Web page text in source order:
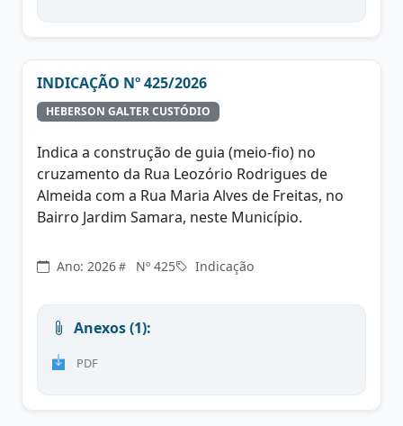
INDICAÇÃO Nº 425/2026
HEBERSON GALTER CUSTÓDIO
Indica a construção de guia (meio-fio) no
cruzamento da Rua Leozório Rodrigues de
Almeida com a Rua Maria Alves de Freitas, no
Bairro Jardim Samara, neste Município.
Ano: 2026 Nº 425 Indicação
Anexos (1):
PDF